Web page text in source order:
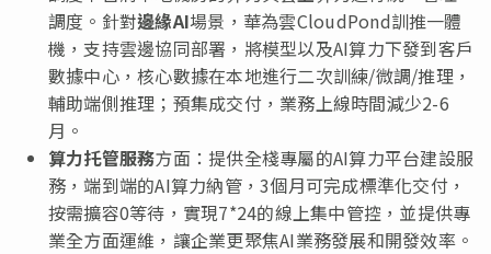
調度。針對邊緣AI場景，華為雲CloudPond訓推一體
機，支持雲邊協同部署，將模型以及AI算力下發到客戶
數據中心，核心數據在本地進行二次訓練/微調/推理，
輔助端側推理；預集成交付，業務上線時間減少2-6
月。
算力托管服務方面：提供全棧專屬的AI算力平台建設服
務，端到端的AI算力納管，3個月可完成標準化交付，
按需擴容0等待，實現7*24的線上集中管控，並提供專
業全方面運維，讓企業更聚焦AI業務發展和開發效率。